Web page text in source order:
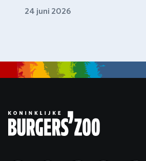
24 juni 2026